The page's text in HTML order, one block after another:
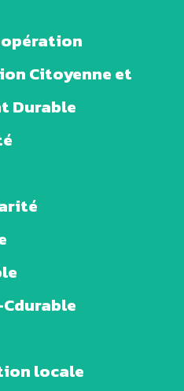
Citoyenne et
Durable
Cdurable
locale